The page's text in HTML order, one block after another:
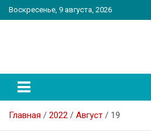
Перейти
к
Воскресенье, 9 августа, 2026
Главная 2022 Август 19